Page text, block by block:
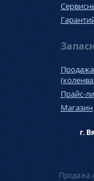
Прайс-
Магазин
г.
Продажа